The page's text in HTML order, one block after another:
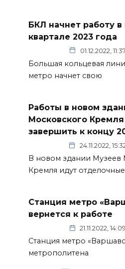
БКЛ начнет работу в
квартале 2023 года
01.12.2022,
Большая кольцевая
метро начнет свою
Работы в новом
Московского
завершить к концу
24.11.2022,
В новом здании Музеев
Кремля идут
Станция метро
вернется к работе
21.11.2022,
Станция метро
метрополитена